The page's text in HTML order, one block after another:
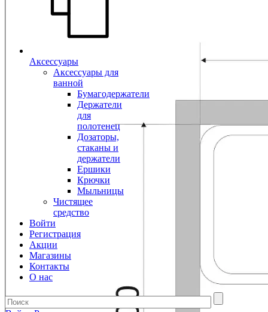
Аксессуары
Аксессуары для
ванной
Бумагодержатели
Держатели
для
полотенец
Дозаторы,
стаканы и
держатели
Ершики
Крючки
Мыльницы
Чистящее
средство
Войти
Регистрация
Акции
Магазины
Контакты
О нас